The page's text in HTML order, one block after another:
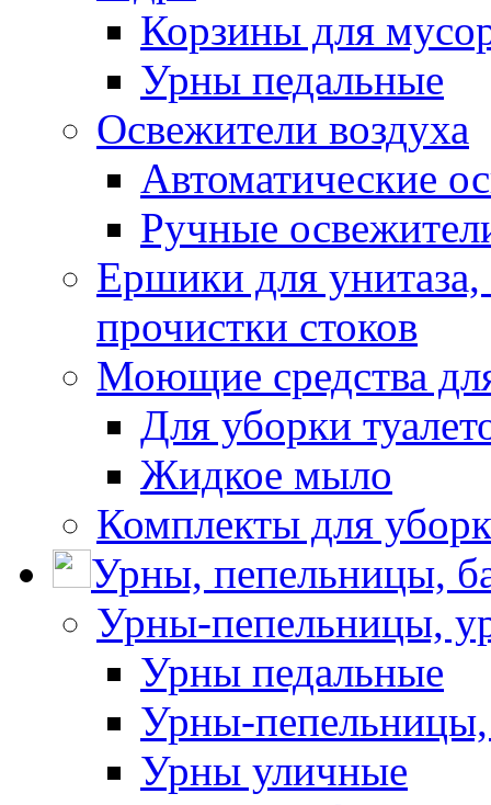
Корзины для
Урны педальные
Освежители воздуха
Автоматические
Ручные
Ершики для
прочистки стоков
Моющие средства
Для уборки
Жидкое мыло
Комплекты для
Урны, пепельницы,
Урны-пепельницы,
Урны педальные
Урны-
Урны уличные